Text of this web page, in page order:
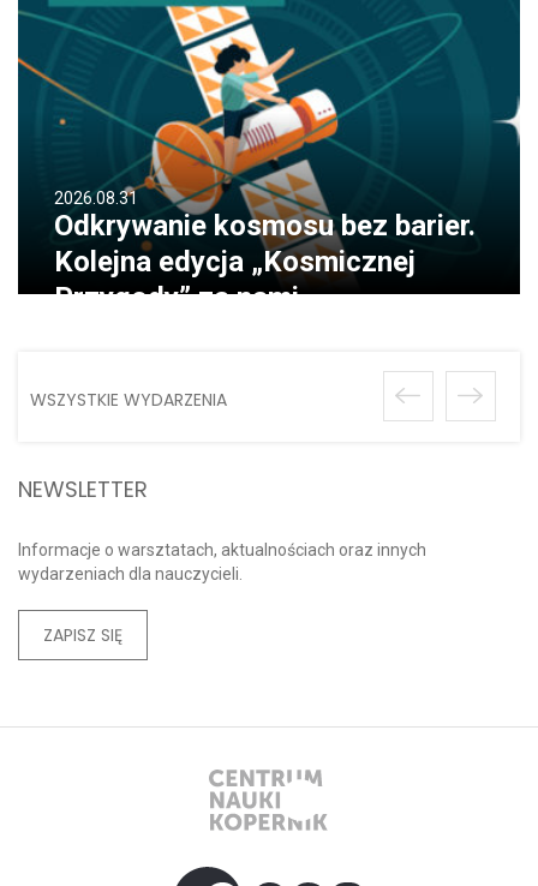
2026.08.31
Odkrywanie kosmosu bez barier.
Kolejna edycja „Kosmicznej
Przygody” za nami
WSZYSTKIE WYDARZENIA
NEWSLETTER
Informacje o warsztatach, aktualnościach oraz innych
wydarzeniach dla nauczycieli.
ZAPISZ SIĘ